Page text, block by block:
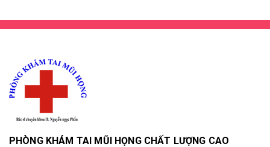
PHÒNG KHÁM TAI MŨI HỌNG CHẤT LƯỢNG CAO